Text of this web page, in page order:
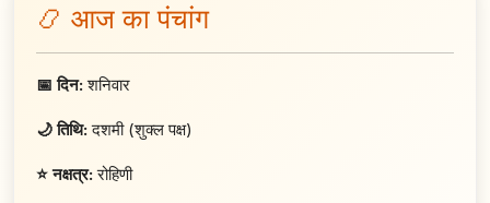
📿 आज का पंचांग
📅 दिन:शनिवार
🌙 तिथि:दशमी (शुक्ल पक्ष)
⭐ नक्षत्र:रोहिणी